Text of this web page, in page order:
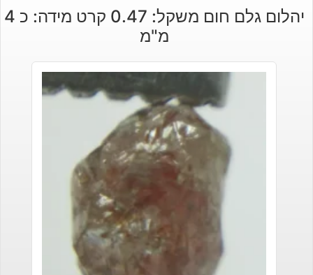
יהלום גלם חום משקל: 0.47 קרט מידה: כ 4
מ"מ